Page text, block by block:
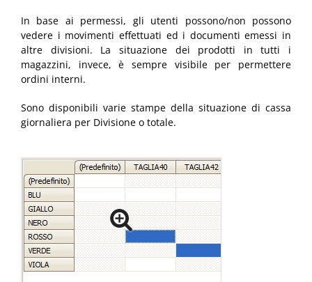
In base ai permessi, gli utenti possono/non possono
vedere i movimenti effettuati ed i documenti emessi in
altre divisioni. La situazione dei prodotti in tutti i
magazzini, invece, è sempre visibile per permettere
ordini interni.
Sono disponibili varie stampe della situazione di cassa
giornaliera per Divisione o totale.